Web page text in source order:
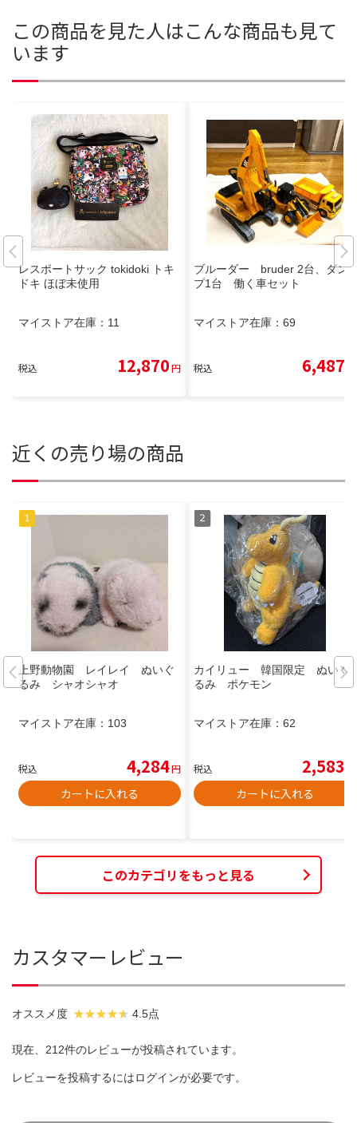
この商品を見た人はこんな商品も見て
います
レスポートサック tokidoki トキ
ドキ ほぼ未使用
マイストア在庫： 11
税込 12,870円
ブルーダー bruder 2台、ダン
プ1台 働く車セット
マイストア在庫： 69
税込 6,487
近くの売り場の商品
上野動物園 レイレイ ぬいぐ
るみ シャオシャオ
マイストア在庫： 103
税込 4,284円
カートに入れる
カイリュー 韓国限定 ぬいぐ
るみ ポケモン
マイストア在庫： 62
税込 2,583
カートに入れる
このカテゴリをもっと見る
カスタマーレビュー
オススメ度 4.5点
現在、212件のレビューが投稿されています。
レビューを投稿するにはログインが必要です。